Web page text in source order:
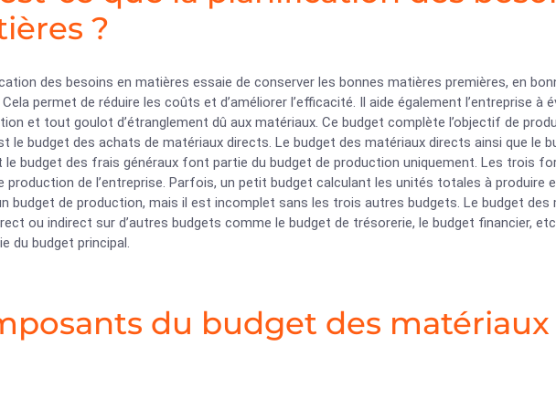
?
des besoins en matières essaie de conserver les bonnes matières premières, en
permet de réduire les coûts et d’améliorer l’efficacité. Il aide également l’entreprise à
et tout goulot d’étranglement dû aux matériaux. Ce budget complète l’objectif de
le budget des achats de matériaux directs. Le budget des matériaux directs ainsi que le
le budget des frais généraux font partie du budget de production uniquement. Les trois
production de l’entreprise. Parfois, un petit budget calculant les unités totales à produire
budget de production, mais il est incomplet sans les trois autres budgets. Le budget des
ou indirect sur d’autres budgets comme le budget de trésorerie, le budget financier,
du budget principal.
du budget des